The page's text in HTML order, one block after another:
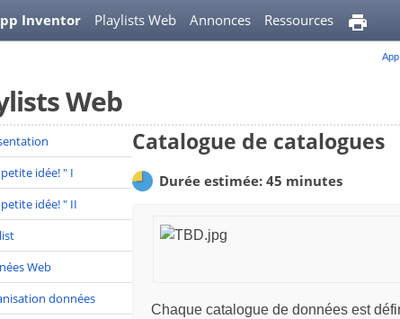
Inventor Playlists Web Annonces Ressources
Web
idée! " I
idée! " II
Web
données
Catalogue de catalogues
Durée estimée: 45 minutes
Chaque catalogue de données est